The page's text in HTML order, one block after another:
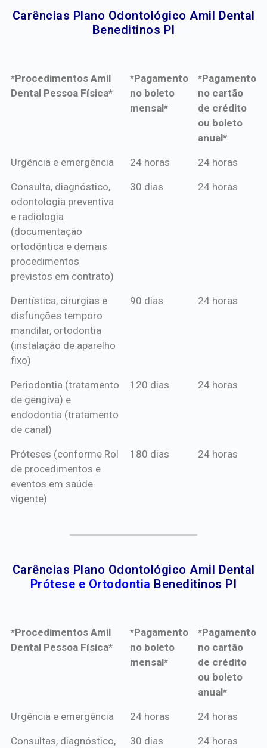
Carências Plano Odontológico Amil Dental
Beneditinos PI​
*Procedimentos Amil
Dental Pessoa Física*
*Pagamento
no boleto
mensal*
*Pagamento
no cartão
de crédito
ou boleto
anual*
*Procedimentos Amil
*Pagamento
mensal*
*Pagamento
de crédito
Urgência e emergência 24 horas 24 horas
Consulta, diagnóstico,
odontologia preventiva
e radiologia
(documentação
ortodôntica e demais
procedimentos
previstos em contrato)
30 dias 24 horas
Dentística, cirurgias e
disfunções temporo
mandilar, ortodontia
(instalação de aparelho
fixo)
90 dias 24 horas
Periodontia (tratamento
de gengiva) e
endodontia (tratamento
de canal)
120 dias 24 horas
Próteses (conforme Rol
de procedimentos e
eventos em saúde
vigente)
180 dias 24 horas
Carências Plano Odontológico Amil Dental
Prótese e Ortodontia Beneditinos PI
*Procedimentos Amil
Dental Pessoa Física*
*Pagamento
no boleto
mensal*
*Pagamento
no cartão
de crédito
ou boleto
anual*
*Procedimentos Amil
*Pagamento
mensal*
*Pagamento
de crédito
Urgência e emergência 24 horas 24 horas
Consultas, diagnóstico,
30 dias 24 horas